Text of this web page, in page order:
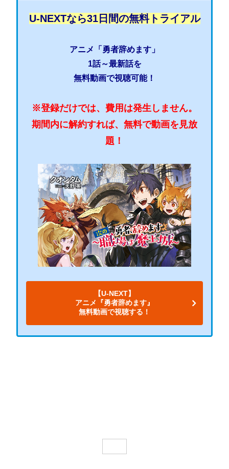
U-NEXTなら31日間の無料トライアル
アニメ「勇者辞めます」
1話～最新話を
無料動画で視聴可能！
※登録だけでは、費用は発生しません。
期間内に解約すれば、無料で動画を見放
題！
【U-NEXT】
アニメ『勇者辞めます』
無料動画で視聴する！